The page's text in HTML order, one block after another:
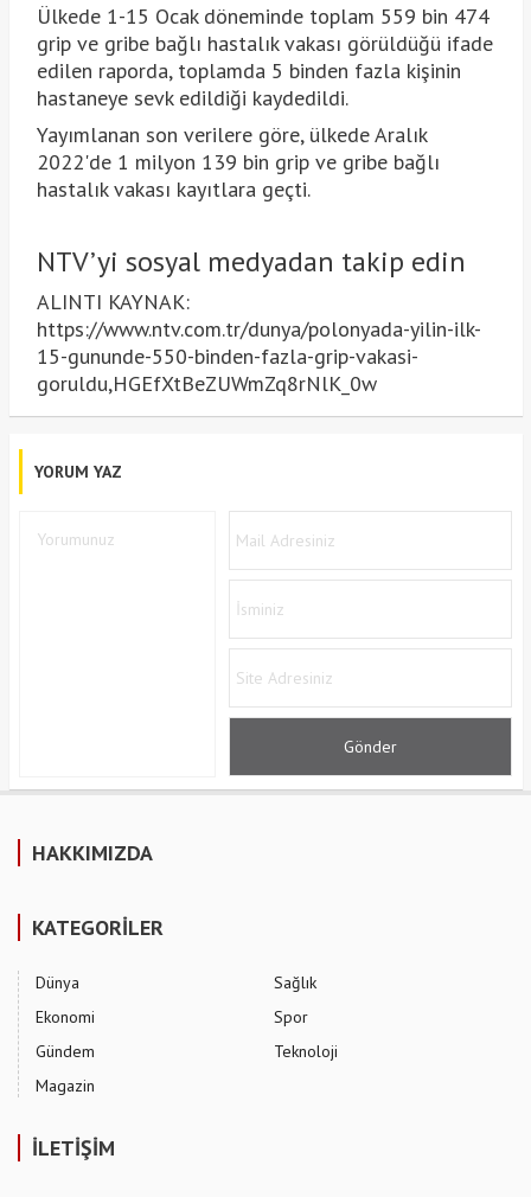
Ülkede 1-15 Ocak döneminde toplam 559 bin 474
grip ve gribe bağlı hastalık vakası görüldüğü ifade
edilen raporda, toplamda 5 binden fazla kişinin
hastaneye sevk edildiği kaydedildi.
Yayımlanan son verilere göre, ülkede Aralık
2022'de 1 milyon 139 bin grip ve gribe bağlı
hastalık vakası kayıtlara geçti.
NTV’yi sosyal medyadan takip edin
ALINTI KAYNAK:
https://www.ntv.com.tr/dunya/polonyada-yilin-ilk-
15-gununde-550-binden-fazla-grip-vakasi-
goruldu,HGEfXtBeZUWmZq8rNlK_0w
YORUM YAZ
HAKKIMIZDA
KATEGORİLER
Dünya
Ekonomi
Gündem
Magazin
Sağlık
Spor
Teknoloji
İLETİŞİM